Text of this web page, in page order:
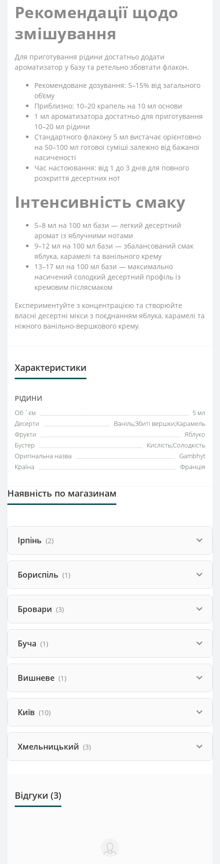
Рекомендації щодо
змішування
Для приготування рідини достатньо додати
ароматизатор у базу та ретельно збовтати флакон.
Рекомендоване дозування: 5–15% від загального
об’єму
Приблизно: 10–20 крапель на 10 мл основи
1 мл ароматизатора достатньо для приготування
10–20 мл рідини
Стандартного флакону 5 мл вистачає орієнтовно
на 50–100 мл готової суміші залежно від бажаної
насиченості
Час настоювання: від 1 до 3 днів для повного
розкриття десертних нот
Інтенсивність смаку
5–8 мл на 100 мл бази — легкий десертний
аромат із яблучними нотами
9–12 мл на 100 мл бази — збалансований смак
яблука, карамелі та ванільного крему
13–17 мл на 100 мл бази — максимально
насичений солодкий десертний профіль із
кремовим післясмаком
Експериментуйте з концентрацією та створюйте
власні десертні мікси з поєднанням яблука, карамелі та
ніжного ванільно-вершкового крему.
Характеристики
РІДИНИ
Об `єм
5 мл
Десерти
Ваніль;Збиті вершки;Карамель
Фрукти
Яблуко
Бустер
Кислість;Солодкість
Оригінальна назва
Gambhyt
Країна
Франція
Наявність по магазинам
Ірпінь (2)
Бориспіль (1)
Бровари (3)
Буча (1)
Вишневе (1)
Київ (10)
Хмельницький (3)
Відгуки (3)